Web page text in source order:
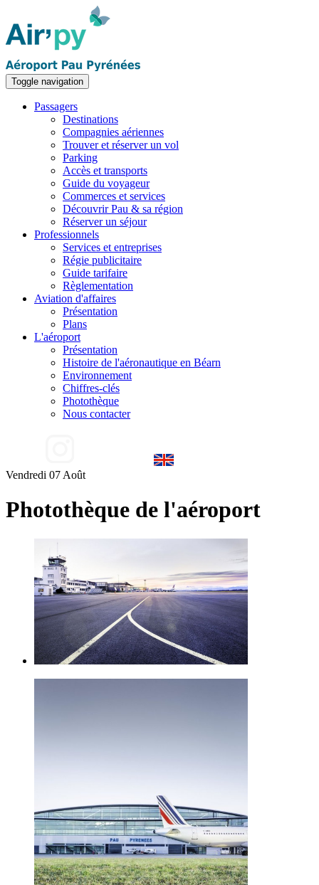
Toggle navigation
Passagers
Destinations
Compagnies aériennes
Trouver et réserver un vol
Parking
Accès et transports
Guide du voyageur
Commerces et services
Découvrir Pau & sa région
Réserver un séjour
Professionnels
Services et entreprises
Régie publicitaire
Guide tarifaire
Règlementation
Aviation d'affaires
Présentation
Plans
L'aéroport
Présentation
Histoire de l'aéronautique en Béarn
Environnement
Chiffres-clés
Photothèque
Nous contacter
Vendredi 07 Août
Photothèque de l'aéroport